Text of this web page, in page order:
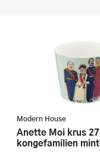
Modern House
Anette Moi krus 27 cl
kongefamilien